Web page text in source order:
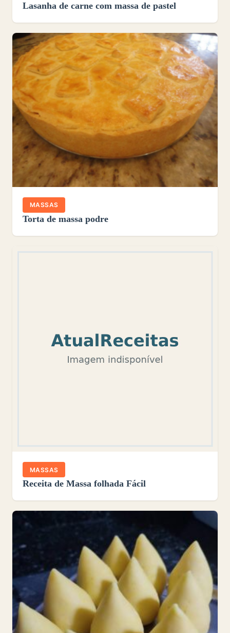
Lasanha de carne com massa de pastel
MASSAS
Torta de massa podre
MASSAS
Receita de Massa folhada Fácil